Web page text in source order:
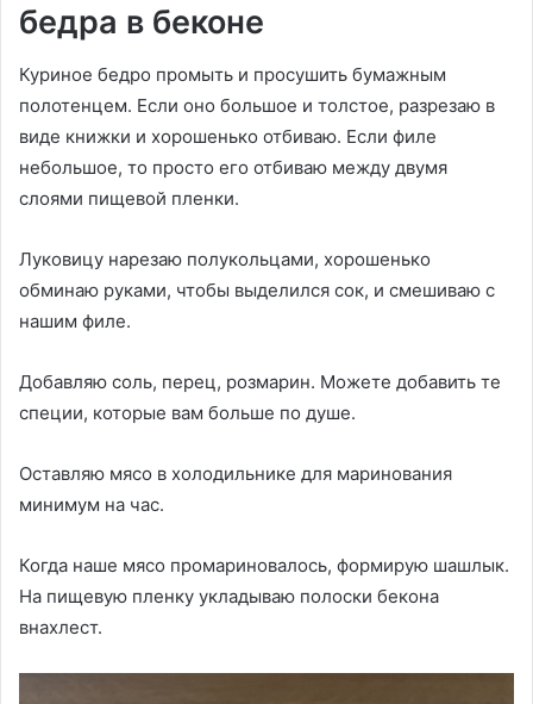
бедра в беконе
Куриное бедро промыть и просушить бумажным
полотенцем. Если оно большое и толстое, разрезаю в
виде книжки и хорошенько отбиваю. Если филе
небольшое, то просто его отбиваю между двумя
слоями пищевой пленки.
Луковицу нарезаю полукольцами, хорошенько
обминаю руками, чтобы выделился сок, и смешиваю с
нашим филе.
Добавляю соль, перец, розмарин. Можете добавить те
специи, которые вам больше по душе.
Оставляю мясо в холодильнике для маринования
минимум на час.
Когда наше мясо промариновалось, формирую шашлык.
На пищевую пленку укладываю полоски бекона
внахлест.